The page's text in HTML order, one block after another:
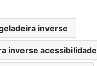
inverse
inverse acessibilidade